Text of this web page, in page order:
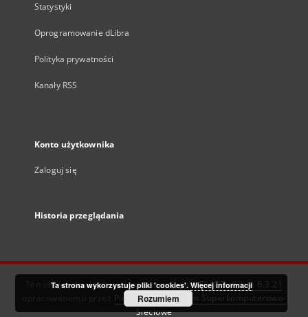
Statystyki
Oprogramowanie dLibra
Polityka prywatności
Kanały RSS
Konto użytkownika
Zaloguj się
Historia przeglądania
Ten serwis działa dzięki oprogramowaniuDInGO dLibra 6.3.21
Poznańskie Centrum Superkomputerowo-
Sieciowe
Ta strona wykorzystuje pliki 'cookies'. Więcej informacji
Rozumiem